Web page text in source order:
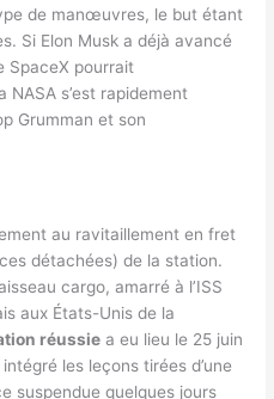
de manœuvres, le but étant
Si Elon Musk a déjà avancé
SpaceX pourrait
NASA s’est rapidement
Grumman et son
au ravitaillement en fret
détachées) de la station.
cargo, amarré à l’ISS
aux États-Unis de la
réussie a eu lieu le 25 juin
les leçons tirées d’une
suspendue quelques jours